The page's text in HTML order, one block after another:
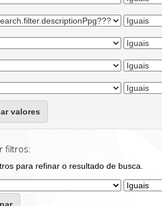
valores
filtros:
para refinar o resultado de busca.